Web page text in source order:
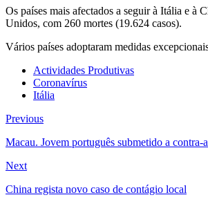
Os países mais afectados a seguir à Itália e à
Unidos, com 260 mortes (19.624 casos).
Vários países adoptaram medidas
Actividades Produtivas
Coronavírus
Itália
Previous
Macau. Jovem português submetido a
Next
China regista novo caso de contágio local